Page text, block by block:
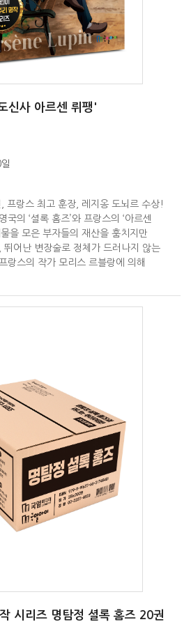
신사 아르센 뤼팽'
프랑스 최고 훈장, 레지옹 도뇌르 수상!
의 ‘셜록 홈즈’와 프랑스의 ‘아르센
을 모은 부자들의 재산을 훔치지만
뛰어난 변장술로 정체가 드러나지 않는
랑스의 작가 모리스 르블랑에 의해
시리즈 명탐정 셜록 홈즈 20권